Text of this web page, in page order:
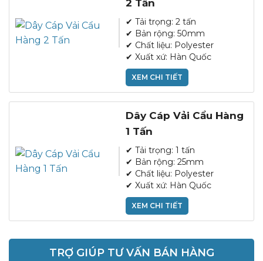
2 Tấn
✔ Tải trọng: 2 tấn
✔ Bản rộng: 50mm
✔ Chất liệu: Polyester
✔ Xuất xứ: Hàn Quốc
XEM CHI TIẾT
Dây Cáp Vải Cẩu Hàng
1 Tấn
✔ Tải trọng: 1 tấn
✔ Bản rộng: 25mm
✔ Chất liệu: Polyester
✔ Xuất xứ: Hàn Quốc
XEM CHI TIẾT
TRỢ GIÚP TƯ VẤN BÁN HÀNG